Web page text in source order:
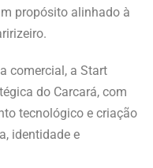
propósito alinhado à
comercial, a Start
do Carcará, com
tecnológico e criação
identidade e